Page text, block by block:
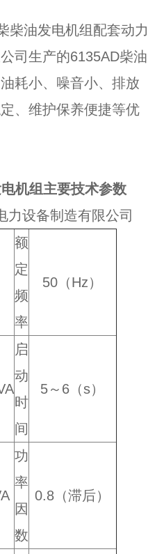
油发电机组配套动力
司生产的6135AD柴油
耗小、噪音小、排放
、维护保养便捷等优
机组主要技术参数
力设备制造有限公司
额
定
频
率
50（Hz）
启
动
时
间
5～6（s）
功
率
因
数
0.8（滞后）